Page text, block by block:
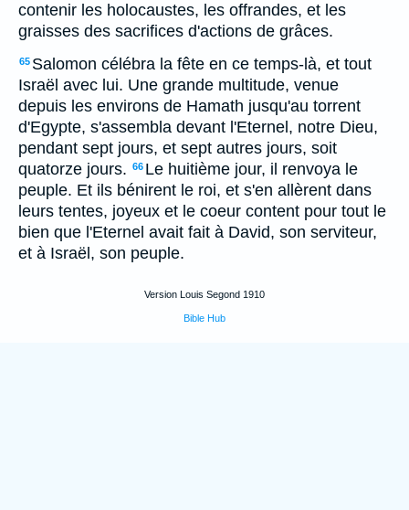
contenir les holocaustes, les offrandes, et les
graisses des sacrifices d'actions de grâces.
65 Salomon célébra la fête en ce temps-là, et tout
Israël avec lui. Une grande multitude, venue
depuis les environs de Hamath jusqu'au torrent
d'Egypte, s'assembla devant l'Eternel, notre Dieu,
pendant sept jours, et sept autres jours, soit
quatorze jours. 66 Le huitième jour, il renvoya le
peuple. Et ils bénirent le roi, et s'en allèrent dans
leurs tentes, joyeux et le coeur content pour tout le
bien que l'Eternel avait fait à David, son serviteur,
et à Israël, son peuple.
Version Louis Segond 1910
Bible Hub